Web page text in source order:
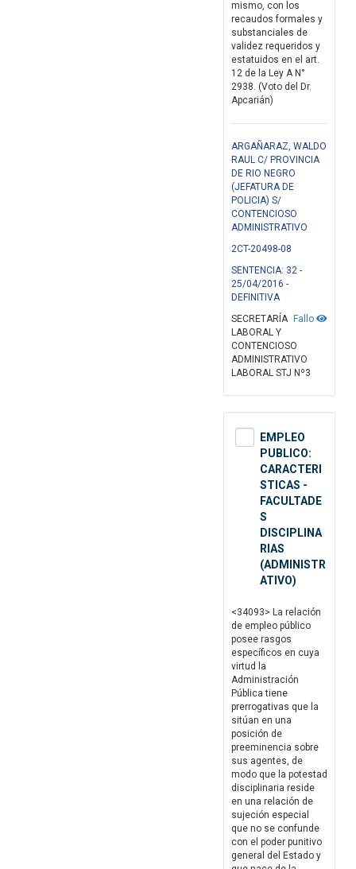
mismo, con los
recaudos formales y
substanciales de
validez requeridos y
estatuidos en el art.
12 de la Ley A N°
2938. (Voto del Dr.
Apcarián)
ARGAÑARAZ, WALDO
RAUL C/ PROVINCIA
DE RIO NEGRO
(JEFATURA DE
POLICIA) S/
CONTENCIOSO
ADMINISTRATIVO
2CT-20498-08
SENTENCIA: 32 -
25/04/2016 -
DEFINITIVA
Fallo
SECRETARÍA
LABORAL Y
CONTENCIOSO
ADMINISTRATIVO
LABORAL STJ Nº3
EMPLEO
PUBLICO:
CARACTERI
STICAS -
FACULTADE
S
DISCIPLINA
RIAS
(ADMINISTR
ATIVO)
<34093> La relación
de empleo público
posee rasgos
específicos en cuya
virtud la
Administración
Pública tiene
prerrogativas que la
sitúan en una
posición de
preeminencia sobre
sus agentes, de
modo que la potestad
disciplinaria reside
en una relación de
sujeción especial
que no se confunde
con el poder punitivo
general del Estado y